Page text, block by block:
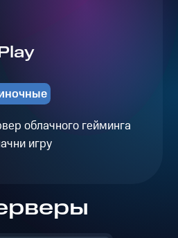
облачного гейминга
игру